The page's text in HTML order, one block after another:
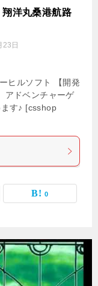
洋丸桑港航路
23日
ヒルソフト 【開発
ドベンチャーゲ
す♪ [csshop
0